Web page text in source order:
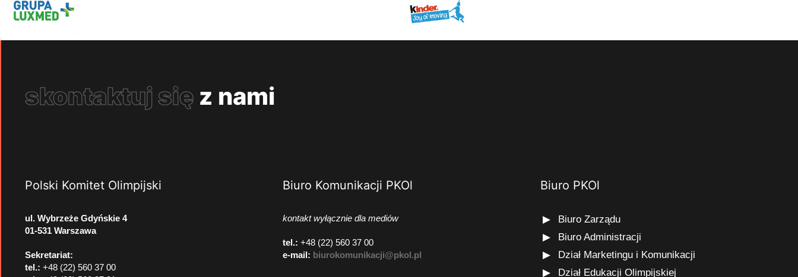
skontaktuj się z nami
Polski Komitet Olimpijski
ul. Wybrzeże Gdyńskie 4
01-531 Warszawa
Sekretariat:
tel.: +48 (22) 560 37 00
Biuro Komunikacji PKOl
kontakt wyłącznie dla mediów
tel.: +48 (22) 560 37 00
e-mail: biurokomunikacji@pkol.pl
Biuro PKOl
Biuro Zarządu
Biuro Administracji
Dział Marketingu i Komunikacji
Dział Edukacji Olimpijskiej